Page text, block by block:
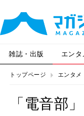
雑誌・出版 エンタ
トップページ エンタメ
「電音部